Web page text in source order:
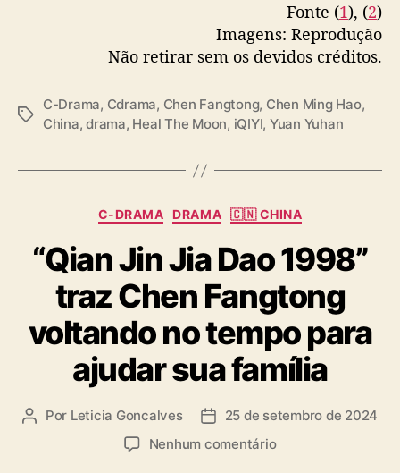
l
T
M
o
n
Fonte (1), (2)
Imagens: Reprodução
Não retirar sem os devidos créditos.
T
s
C-Drama, Cdrama, Chen Fangtong, Chen Ming Hao,
China,drama, Heal The Moon, iQIYI, Yuan Yuhan
C
t
e
g
o
r
a
C-DRAMA DRAMA 🇨🇳 CHINA
“Qian Jin Jia Dao 1998”
traz Chen Fangtong
voltando no tempo para
ajudar sua família
A Por Leticia Goncalves
D 25 de setembro de 2024
Nenhum comentárioe